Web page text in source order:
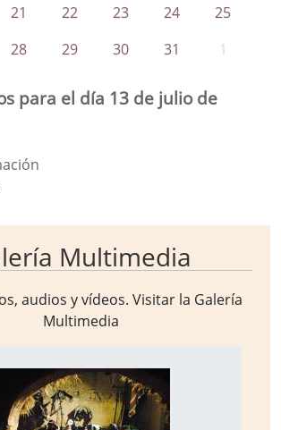
21 22 23 24
25
28 29 30 31 1
para el día 13 de julio de
Multimedia
audios y vídeos. Visitar la Galería
Multimedia